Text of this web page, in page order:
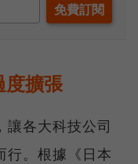
度擴張
讓各大科技公司
行。根據《日本